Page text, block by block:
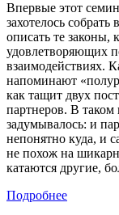
Впервые этот
захотелось
описать те законы,
удовлетворяющих
взаимодействиях.
напоминают
как тащит двух
партнеров. В таком
задумывалось: и
непонятно куда, и
не похож на
катаются другие,
Подробнее